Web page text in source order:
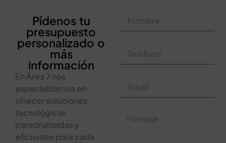
Pídenos tu
presupuesto
personalizado o
más
información
En Área 7 nos
especializamos en
ofrecer soluciones
tecnológicas
personalizadas y
eficientes para cada